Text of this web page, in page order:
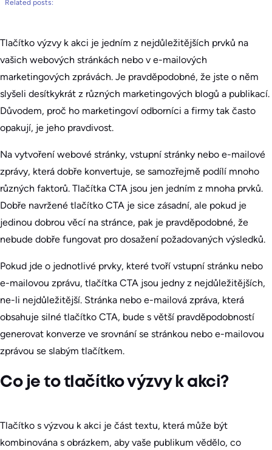
Related posts:
Tlačítko výzvy k akci je jedním z nejdůležitějších prvků na
vašich webových stránkách nebo v e-mailových
marketingových zprávách. Je pravděpodobné, že jste o něm
slyšeli desítkykrát z různých marketingových blogů a publikací.
Důvodem, proč ho marketingoví odborníci a firmy tak často
opakují, je jeho pravdivost.
Na vytvoření webové stránky, vstupní stránky nebo e-mailové
zprávy, která dobře konvertuje, se samozřejmě podílí mnoho
různých faktorů. Tlačítka CTA jsou jen jedním z mnoha prvků.
Dobře navržené tlačítko CTA je sice zásadní, ale pokud je
jedinou dobrou věcí na stránce, pak je pravděpodobné, že
nebude dobře fungovat pro dosažení požadovaných výsledků.
Pokud jde o jednotlivé prvky, které tvoří vstupní stránku nebo
e-mailovou zprávu, tlačítka CTA jsou jedny z nejdůležitějších,
ne-li nejdůležitější. Stránka nebo e-mailová zpráva, která
obsahuje silné tlačítko CTA, bude s větší pravděpodobností
generovat konverze ve srovnání se stránkou nebo e-mailovou
zprávou se slabým tlačítkem.
Co je to tlačítko výzvy k akci?
Tlačítko s výzvou k akci je část textu, která může být
kombinována s obrázkem, aby vaše publikum vědělo, co